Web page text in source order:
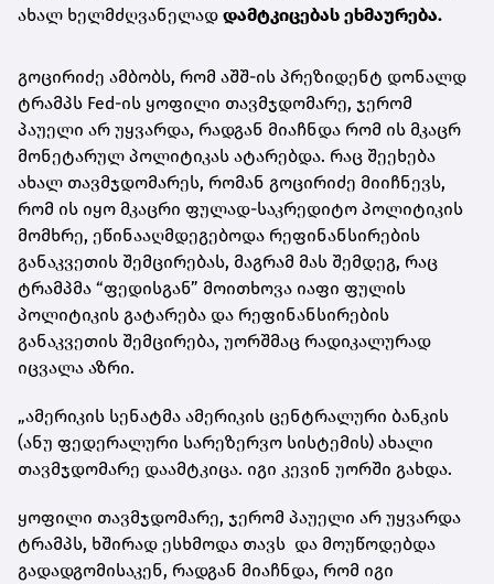
ახალ ხელმძღვანელად დამტკიცებას ეხმაურება.
გოცირიძე ამბობს, რომ აშშ-ის პრეზიდენტ დონალდ
ტრამპს Fed-ის ყოფილი თავმჯდომარე, ჯერომ
პაუელი არ უყვარდა, რადგან მიაჩნდა რომ ის მკაცრ
მონეტარულ პოლიტიკას ატარებდა. რაც შეეხება
ახალ თავმჯდომარეს, რომან გოცირიძე მიიჩნევს,
რომ ის იყო მკაცრი ფულად-საკრედიტო პოლიტიკის
მომხრე, ეწინააღმდეგებოდა რეფინანსირების
განაკვეთის შემცირებას, მაგრამ მას შემდეგ, რაც
ტრამპმა “ფედისგან” მოითხოვა იაფი ფულის
პოლიტიკის გატარება და რეფინანსირების
განაკვეთის შემცირება, უორშმაც რადიკალურად
იცვალა აზრი.
„ამერიკის სენატმა ამერიკის ცენტრალური ბანკის
(ანუ ფედერალური სარეზერვო სისტემის) ახალი
თავმჯდომარე დაამტკიცა. იგი კევინ უორში გახდა.
ყოფილი თავმჯდომარე, ჯერომ პაუელი არ უყვარდა
ტრამპს, ხშირად ესხმოდა თავს და მოუწოდებდა
გადადგომისაკენ, რადგან მიაჩნდა, რომ იგი